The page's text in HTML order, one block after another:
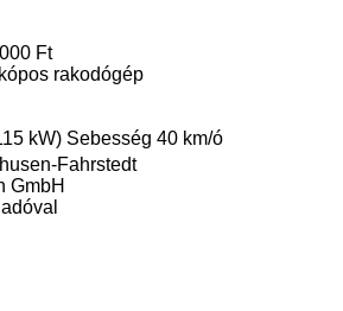
Ft
rakodógép
kW) Sebesség 40 km/ó
Fahrstedt
GmbH